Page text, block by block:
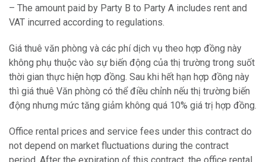
– The amount paid by Party B to Party A includes rent and
VAT incurred according to regulations.
Giá thuê văn phòng và các phí dịch vụ theo hợp đồng này
không phụ thuộc vào sự biến động của thị trường trong suốt
thời gian thực hiện hợp đồng. Sau khi hết hạn hợp đồng này
thì giá thuê Văn phòng có thể điều chỉnh nếu thị trường biến
động nhưng mức tăng giảm không quá 10% giá trị hợp đồng.
Office rental prices and service fees under this contract do
not depend on market fluctuations during the contract